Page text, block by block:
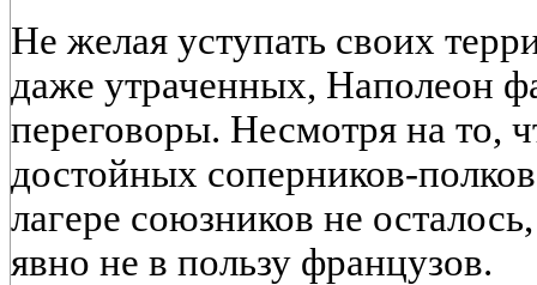
Не желая уступать своих
даже утраченных, Наполеон
переговоры. Несмотря на то,
достойных соперников-
лагере союзников не
явно не в пользу французов.